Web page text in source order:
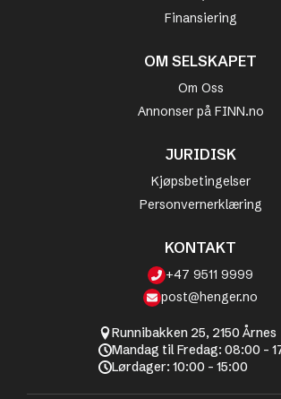
Finansiering
OM SELSKAPET
Om Oss
Annonser på FINN.no
JURIDISK
Kjøpsbetingelser
Personvernerklæring
KONTAKT
+47 9511 9999
post@henger.no
Runnibakken 25, 2150 Årnes
Mandag til Fredag: 08:00 -
Lørdager: 10:00 - 15:00